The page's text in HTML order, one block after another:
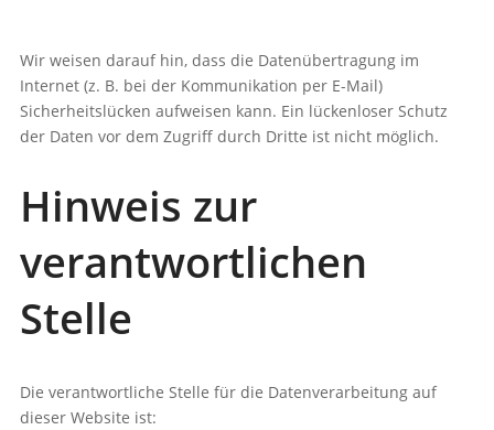
Wir weisen darauf hin, dass die Datenübertragung im
Internet (z. B. bei der Kommunikation per E-Mail)
Sicherheitslücken aufweisen kann. Ein lückenloser Schutz
der Daten vor dem Zugriff durch Dritte ist nicht möglich.
Hinweis zur
verantwortlichen
Stelle
Die verantwortliche Stelle für die Datenverarbeitung auf
dieser Website ist: